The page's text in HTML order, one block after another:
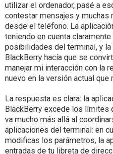
utilizar el ordenador, pasé a
contestar mensajes y
desde el teléfono. La
teniendo en cuenta
posibilidades del terminal, y
BlackBerry hacía que se
manejar mi interacción con la
nuevo en la versión actual
La respuesta es clara: la
BlackBerry excede los límites
va mucho más allá al
aplicaciones del terminal: en
modificas los parámetros, la
entradas de tu libreta de